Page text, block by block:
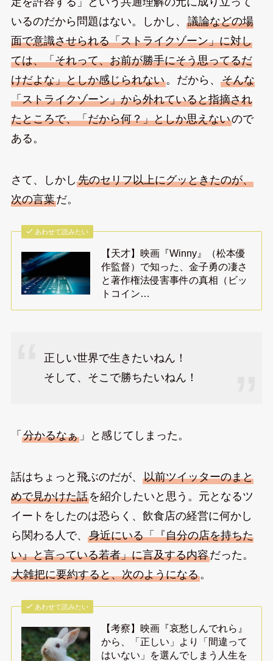
いるのだから問題はない。しかし、 議論などの場
面で意識させられる「ストライクゾーン」に対し
ては、「それって、お前が勝手にそう思ってるだ
けだよな」としか感じられない。だから、 そんな
「ストライクゾーン」から外れていると指摘され
たところで、「だから何？」としか思えないので
ある。
さて、しかし 先のセリフ以上にグッときたのが、
次の言葉だ。
あわせて読みたい
【天才】映画『Winny』（松本優
作監督）で知った、金子勇の凄さ
と著作権法侵害事件の真相（ビッ
トコイン…
正しい世界で生きたいねん！
そして、そこで勝ちたいねん！
「 分かるなぁ」と感じてしまった。
話はちょっと飛ぶのだが、 以前ツイッターのまと
めで見かけた話を紹介したいと思う。元となるツ
イートをしたのは恐らく、飲食店の経営に何かし
ら関わる人で、 身近にいる「『自分の店を持ちた
い』と言っている若者」に言及する内容だった。
大雑把に要約すると、次のようになる。
あわせて読みたい
【考察】映画『哀愁しんでれら』
から、「正しい」より「間違って
はいない」を選んでしまう人生を